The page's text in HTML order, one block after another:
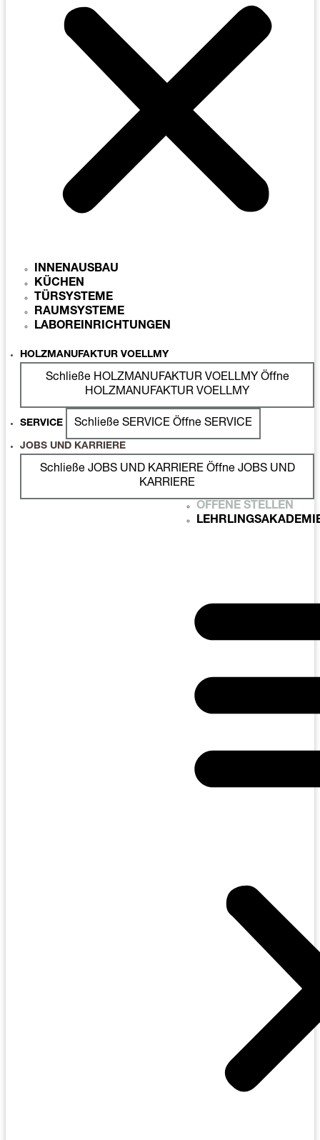
INNENAUSBAU
KÜCHEN
TÜRSYSTEME
RAUMSYSTEME
LABOREINRICHTUNGEN
HOLZMANUFAKTUR VOELLMY
Schließe HOLZMANUFAKTUR VOELLMY Öffne
HOLZMANUFAKTUR VOELLMY
SERVICE Schließe SERVICE Öffne SERVICE
JOBS UND KARRIERE
Schließe JOBS UND KARRIERE Öffne JOBS UND
KARRIERE
OFFENE STELLEN